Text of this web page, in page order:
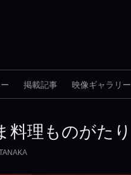
掲載記事 映像ギャラリー
料理ものがたり